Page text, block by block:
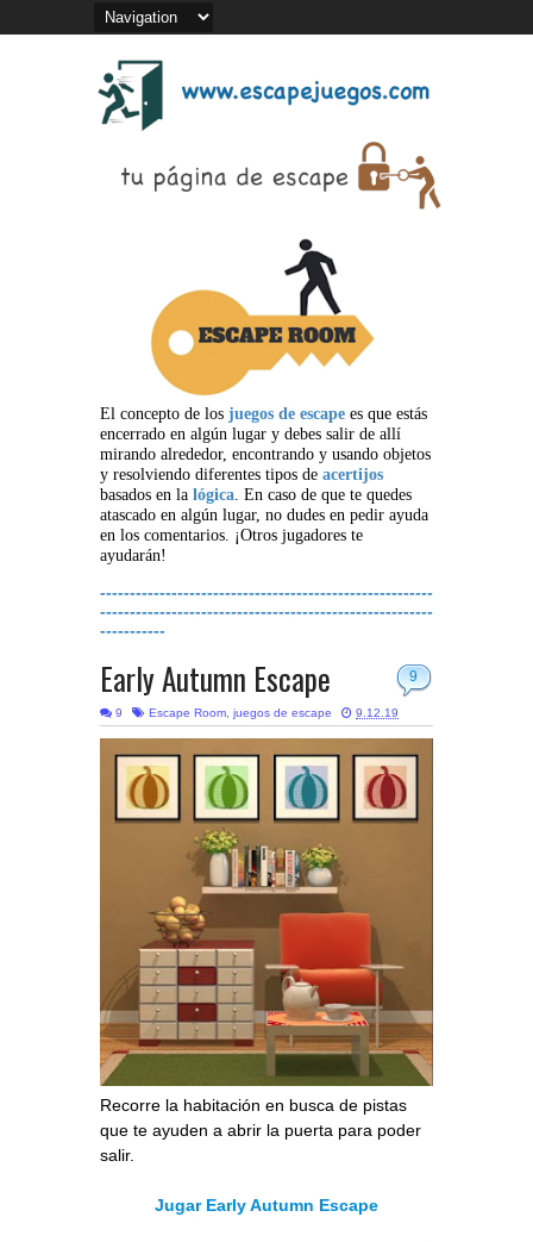
El concepto de los juegos de escape es que estás
encerrado en algún lugar y debes salir de allí
mirando alrededor, encontrando y usando objetos
y resolviendo diferentes tipos de acertijos
basados en la lógica. En caso de que te quedes
atascado en algún lugar, no dudes en pedir ayuda
en los comentarios. ¡Otros jugadores te
ayudarán!
--------------------------------------------------------
--------------------------------------------------------
-----------
9
Early Autumn Escape
9 Escape Room, juegos de escape 9.12.19
Recorre la habitación en busca de pistas
que te ayuden a abrir la puerta para poder
salir.
Jugar Early Autumn Escape